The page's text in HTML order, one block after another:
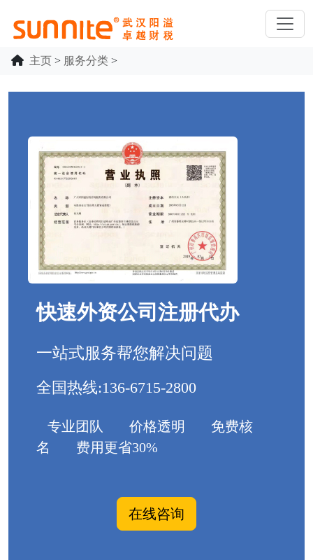
主页 > 服务分类 >
快速外资公司注册代办
一站式服务帮您解决问题
全国热线:136-6715-2800
专业团队 价格透明
免费核
名
费用更省30%
在线咨询